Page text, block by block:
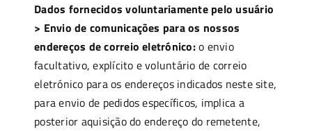
Dados fornecidos voluntariamente pelo usuário
> Envio de comunicações para os nossos
endereços de correio eletrónico:o envio
facultativo, explícito e voluntário de correio
eletrónico para os endereços indicados neste site,
para envio de pedidos específicos, implica a
posterior aquisição do endereço do remetente,